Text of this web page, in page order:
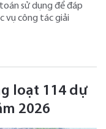
sử dụng để đáp
vụ công tác giải
loạt 114 dự
2026